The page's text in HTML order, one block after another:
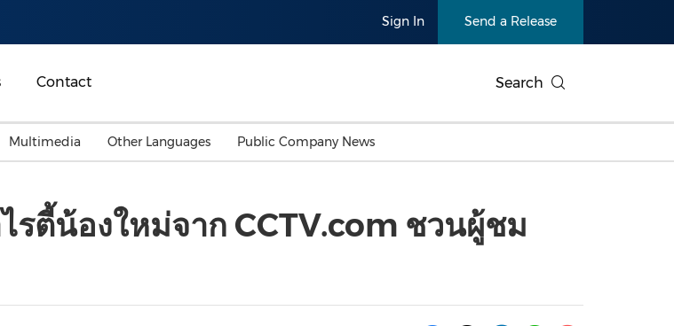
Sign In Send a Release
Contact Search
Malaysia
Singapore
Energy
Entertainment & Media
Investment & Financing Carbon Neutral
Governance (ESG)
Multimedia Other Languages Public Company News
รตี้น้องใหม่จาก CCTV.com ชวนผู้ชม